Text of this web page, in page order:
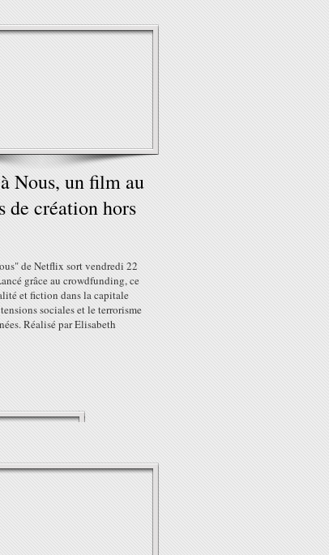
Nous, un film au
de création hors
de Netflix sort vendredi 22
grâce au crowdfunding, ce
et fiction dans la capitale
sociales et le terrorisme
Réalisé par Elisabeth